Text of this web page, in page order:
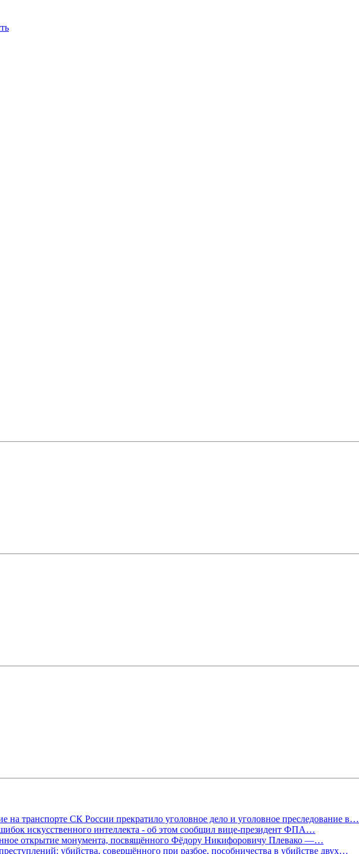
на транспорте СК России прекратило уголовное дело и уголовное преследование в…
искусственного интеллекта - об этом сообщил вице-президент ФПА…
открытие монумента, посвящённого Фёдору Никифоровичу Плевако —…
убийства, совершённого при разбое, пособничества в убийстве двух…